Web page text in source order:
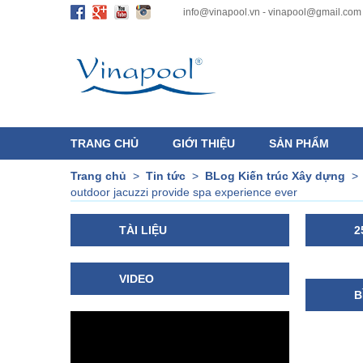
info@vinapool.vn - vinapool@gmail.com
TRANG CHỦ GIỚI THIỆU SẢN PHẨM
Trang chủ > Tin tức > BLog Kiến trúc Xây dựng
outdoor jacuzzi provide spa experience ever
TÀI LIỆU
VIDEO